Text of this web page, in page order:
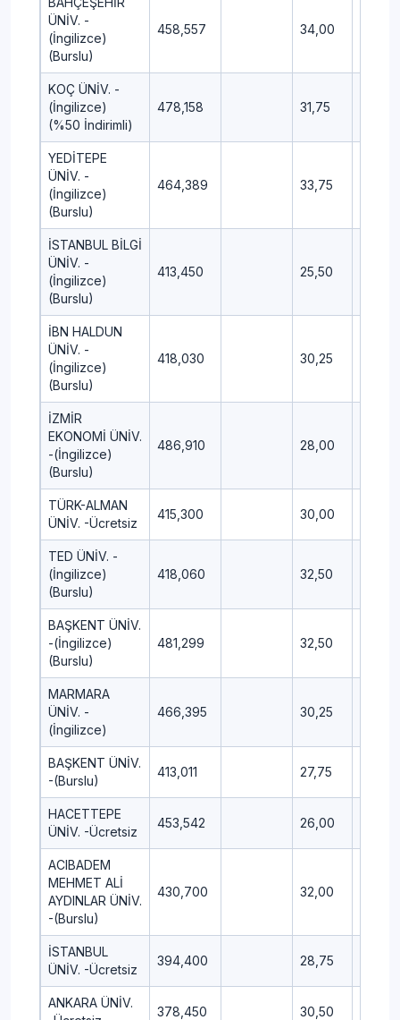
ÜNİV. -
(İngilizce)
(Burslu)
458,557 34,00
KOÇ ÜNİV. -
(İngilizce)
(%50 İndirimli)
478,158 31,75
YEDİTEPE
ÜNİV. -
(İngilizce)
(Burslu)
464,389 33,75
İSTANBUL BİLGİ
ÜNİV. -
(İngilizce)
(Burslu)
413,450 25,50
İBN HALDUN
ÜNİV. -
(İngilizce)
(Burslu)
418,030 30,25
İZMİR
EKONOMİ ÜNİV.
-(İngilizce)
(Burslu)
486,910 28,00
TÜRK-ALMAN
ÜNİV. -Ücretsiz
415,300 30,00
TED ÜNİV. -
(İngilizce)
(Burslu)
418,060 32,50
BAŞKENT ÜNİV.
-(İngilizce)
(Burslu)
481,299 32,50
MARMARA
ÜNİV. -
(İngilizce)
466,395 30,25
BAŞKENT ÜNİV.
-(Burslu)
413,011 27,75
HACETTEPE
ÜNİV. -Ücretsiz
453,542 26,00
ACIBADEM
MEHMET ALİ
AYDINLAR ÜNİV.
-(Burslu)
430,700 32,00
İSTANBUL
ÜNİV. -Ücretsiz
394,400 28,75
ANKARA ÜNİV.
378,450 30,50